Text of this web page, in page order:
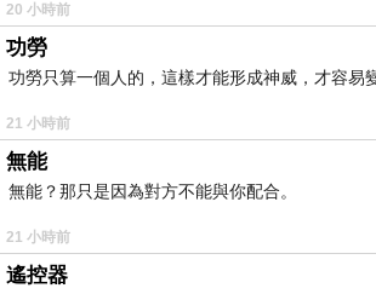
20 小時前
功勞
功勞只算一個人的，這樣才能形成神威，才容易
21 小時前
無能
無能？那只是因為對方不能與你配合。
21 小時前
遙控器